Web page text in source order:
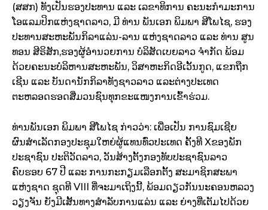
(ສສກ) ທັງເປັນຮອງປະທານ ແລະ ເລຂາທິການ ຄະນະກຳມະການ
ໂອແລມປິກແຫ່ງຊາດລາວ, ມີ ທ່ານ ພັນເອກ ພິມພາ ສີໂພໄຊ, ຮອງ
ປະທານສະຫະພັນກິລາແລ່ນ-ລານ ແຫ່ງຊາດລາວ ແລະ ທ່ານ ສູນ
ທອນ ສີຣິສັກ,ຮອງຜູ້ອຳນວຍການ ບໍລິສັດເບຍລາວ ຈຳກັດ ພ້ອມ
ດ້ວຍຄະນະບໍລິຫານສະຫະພັນ, ວິສາຫະກິດອີເວັ້ນກູດ, ແຂກຖືກ
ເຊີນ ແລະ ບັນດານັກກິລາທັງຊາວລາວ ແລະຕ່າງປະເທດ
ຕະຫລອດຮອດສື່ມວນຊົນທຸກຂະແໜງການເຂົ້າຮ່ວມ.
ທ່ານພັນເອກ ພິມພາ ສີໂພໄຊ ກ່າວວ່າ: ເພື່ອເປັນ ການຊົມເຊີຍ
ຜົນສຳເລັດກອງປະຊຸມໃຫຍ່ຜູ້ແທນທົ່ວປະເທດ ຄັ້ງທີ Xຂອງພັກ
ປະຊາຊົນ ປະຕິວັດລາວ, ວັນສ້າງຕັ້ງກອງທັບປະຊາຊົນລາວ
ຄົບຮອບ 67 ປີ ແລະ ການກະກຽມເລືອກຕັ້ງ ສະມາຊິກສະພາ
ແຫ່ງຊາດ ຊຸດທີ VIII ທີ່ຈະມາເຖິງນີ້, ພ້ອມດຽວກັນນະຄອນຫລວງ
ວຽງຈັນ ຍັງມີເສັ້ນທາງສຳລັບການແລ່ນ ແລະ ຍ່າງທີ່ເຕັມໄປດ້ວຍ